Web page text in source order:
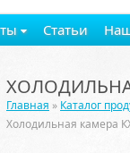
Статьи
Главная » Каталог
Холодильная камера